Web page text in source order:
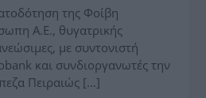
της Φοίβη
Α.Ε., θυγατρικής
με συντονιστή
και συνδιοργανωτές την
Πειραιώς […]